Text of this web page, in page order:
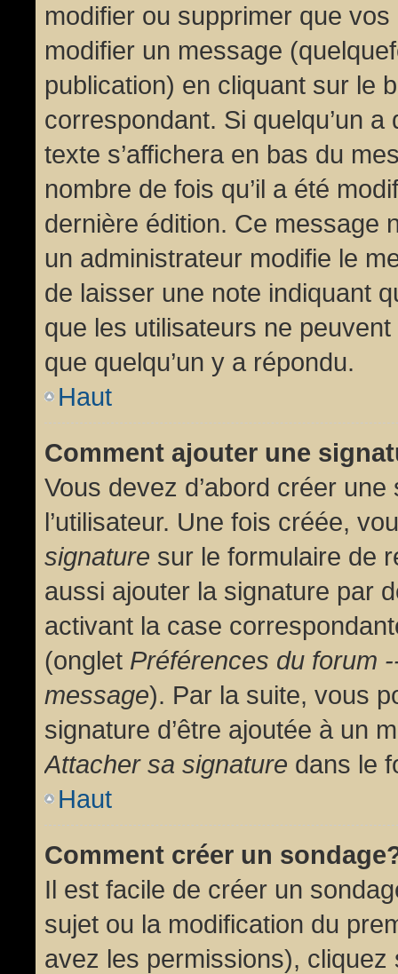
modifier ou supprimer que
modifier un message
publication) en cliquant sur le
correspondant. Si quelqu’un
texte s’affichera en bas du
nombre de fois qu’il a été
dernière édition. Ce message
un administrateur modifie le
de laisser une note indiquant
que les utilisateurs ne
que quelqu’un y a répondu.
Haut
Comment ajouter une
Vous devez d’abord créer
l’utilisateur. Une fois créée,
signature sur le formulaire de
aussi ajouter la signature par
activant la case
(onglet Préférences du forum
message). Par la suite, vous
signature d’être ajoutée à un
Attacher sa signature dans le
Haut
Comment créer un
Il est facile de créer un
sujet ou la modification du
avez les permissions), cliquez